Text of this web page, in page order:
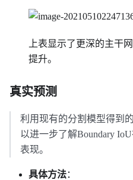
上表显示了更深的主干
提升。
真实预测
利用现有的分割模型得到
以进一步了解Boundary
表现。
具体方法：